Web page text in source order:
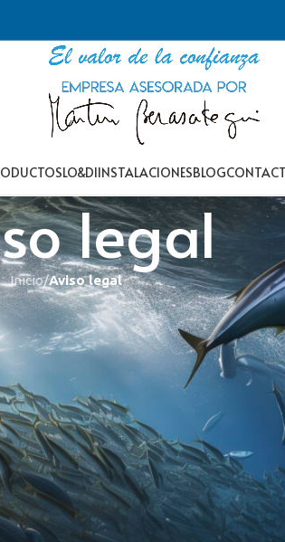
LO&DIINSTALACIONESBLOG
legal
Inicio/Aviso legal
información y de comercio electrónico,
y a los servicios puestos a disposición de